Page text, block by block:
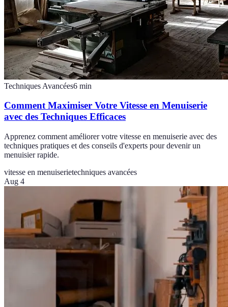
Techniques Avancées6 min
Comment Maximiser Votre Vitesse en Menuiserie
avec des Techniques Efficaces
Apprenez comment améliorer votre vitesse en menuiserie avec des
techniques pratiques et des conseils d'experts pour devenir un
menuisier rapide.
vitesse en menuiserietechniques avancées
Aug 4